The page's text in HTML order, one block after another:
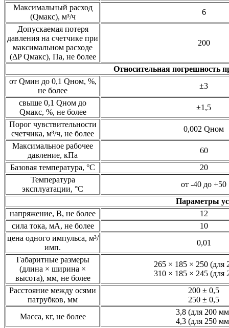
Максимальный расход
(Qмакс), м³/ч
6
Допускаемая потеря
давления на счетчике при
максимальном расходе
(ΔP Qмакс), Па, не более
200
Относительная погрешность
от Qмин до 0,1 Qном, %,
не более
±3
свыше 0,1 Qном до
Qмакс, %, не более
±1,5
Порог чувствительности
счетчика, м³/ч, не более
0,002 Qном
Максимальное рабочее
давление, кПа
60
Базовая температура, °C
20
Температура
эксплуатации, °C
от -40 до +50
Параметры
напряжение, В, не более
12
сила тока, мА, не более
10
цена одного импульса, м³/
имп.
0,01
Габаритные размеры
(длина × ширина ×
высота), мм, не более
265 × 185 × 250 (для
310 × 185 × 245 (для
Расстояние между осями
патрубков, мм
200 ± 0,5
250 ± 0,5
Масса, кг, не более
3,8 (для 200
4,3 (для 250